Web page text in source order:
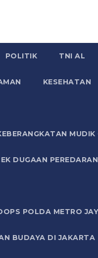
POLITIK TNI AL
KESEHATAN
DUGAAN
POLDA METRO
BUDAYA DI JAKARTA